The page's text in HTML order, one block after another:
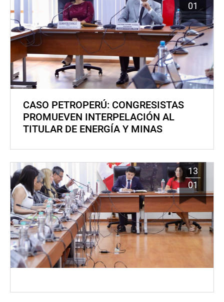
01
CASO PETROPERÚ: CONGRESISTAS
PROMUEVEN INTERPELACIÓN AL
TITULAR DE ENERGÍA Y MINAS
13
01